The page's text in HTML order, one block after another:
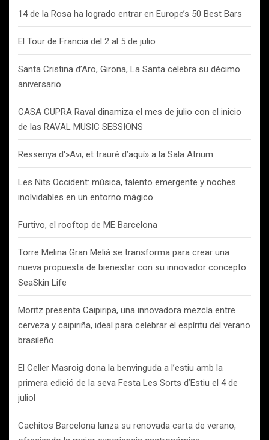
14 de la Rosa ha logrado entrar en Europe’s 50 Best Bars
El Tour de Francia del 2 al 5 de julio
Santa Cristina d’Aro, Girona, La Santa celebra su décimo
aniversario
CASA CUPRA Raval dinamiza el mes de julio con el inicio
de las RAVAL MUSIC SESSIONS
Ressenya d'»Avi, et trauré d’aquí» a la Sala Atrium
Les Nits Occident: música, talento emergente y noches
inolvidables en un entorno mágico
Furtivo, el rooftop de ME Barcelona
Torre Melina Gran Meliá se transforma para crear una
nueva propuesta de bienestar con su innovador concepto
SeaSkin Life
Moritz presenta Caipiripa, una innovadora mezcla entre
cerveza y caipiriña, ideal para celebrar el espíritu del verano
brasileño
El Celler Masroig dona la benvinguda a l’estiu amb la
primera edició de la seva Festa Les Sorts d’Estiu el 4 de
juliol
Cachitos Barcelona lanza su renovada carta de verano,